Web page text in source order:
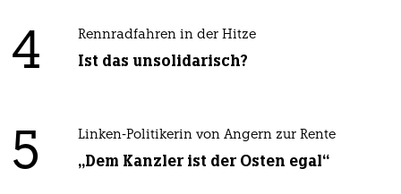
4 Rennradfahren in der Hitze
Ist das unsolidarisch?
5 Linken-Politikerin von Angern zur Rente
„Dem Kanzler ist der Osten egal“